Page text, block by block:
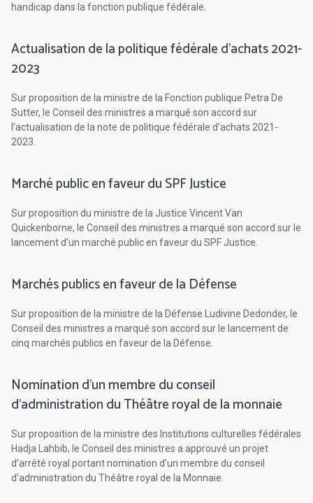
handicap dans la fonction publique fédérale.
Actualisation de la politique fédérale d’achats 2021-
2023
Sur proposition de la ministre de la Fonction publique Petra De
Sutter, le Conseil des ministres a marqué son accord sur
l’actualisation de la note de politique fédérale d’achats 2021-
2023.
Marché public en faveur du SPF Justice
Sur proposition du ministre de la Justice Vincent Van
Quickenborne, le Conseil des ministres a marqué son accord sur le
lancement d’un marché public en faveur du SPF Justice.
Marchés publics en faveur de la Défense
Sur proposition de la ministre de la Défense Ludivine Dedonder, le
Conseil des ministres a marqué son accord sur le lancement de
cinq marchés publics en faveur de la Défense.
Nomination d’un membre du conseil
d’administration du Théâtre royal de la monnaie
Sur proposition de la ministre des Institutions culturelles fédérales
Hadja Lahbib, le Conseil des ministres a approuvé un projet
d’arrêté royal portant nomination d’un membre du conseil
d’administration du Théâtre royal de la Monnaie.